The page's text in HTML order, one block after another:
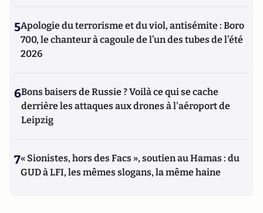
5Apologie du terrorisme et du viol, antisémite : Boro
700, le chanteur à cagoule de l’un des tubes de l’été
2026
6Bons baisers de Russie ? Voilà ce qui se cache
derrière les attaques aux drones à l'aéroport de
Leipzig
7« Sionistes, hors des Facs », soutien au Hamas : du
GUD à LFI, les mêmes slogans, la même haine